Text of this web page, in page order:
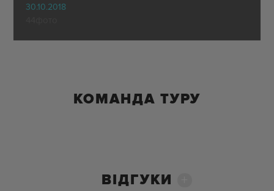
30.10.2018
КОМАНДА ТУРУ
ВІДГУКИ